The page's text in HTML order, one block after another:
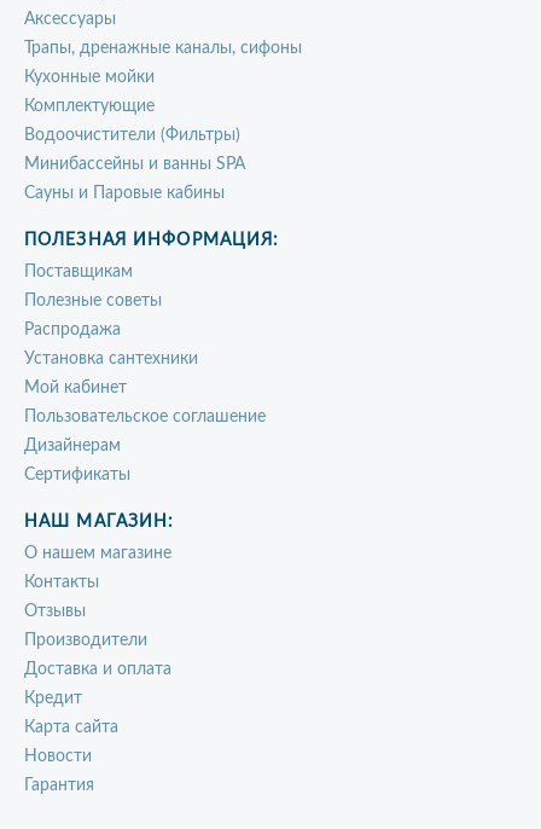
Аксессуары
Трапы, дренажные каналы, сифоны
Кухонные мойки
Комплектующие
Водоочистители (Фильтры)
Минибассейны и ванны SPA
Сауны и Паровые кабины
ПОЛЕЗНАЯ ИНФОРМАЦИЯ:
Поставщикам
Полезные советы
Распродажа
Установка сантехники
Мой кабинет
Пользовательское соглашение
Дизайнерам
Сертификаты
НАШ МАГАЗИН:
О нашем магазине
Контакты
Отзывы
Производители
Доставка и оплата
Кредит
Карта сайта
Новости
Гарантия